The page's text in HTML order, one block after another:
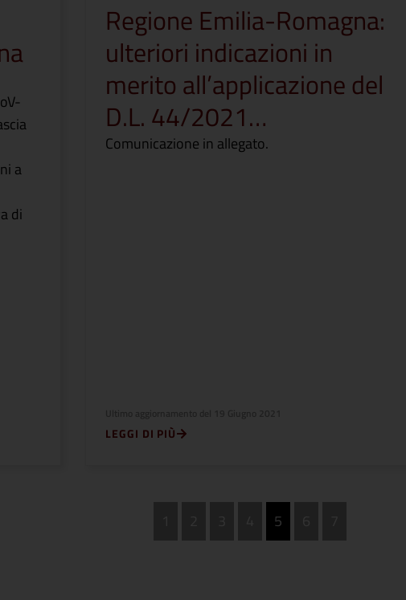
a
di
Regione Emilia-Romagna:
ulteriori indicazioni in
merito all’applicazione del
D.L. 44/2021…
Comunicazione in allegato.
LEGGI DI PIÙ
5